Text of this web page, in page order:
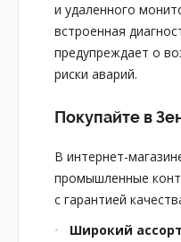
и удаленного
встроенная
предупреждает о
риски аварий.
Покупайте в
В интернет-
промышленные
с гарантией
Широкий